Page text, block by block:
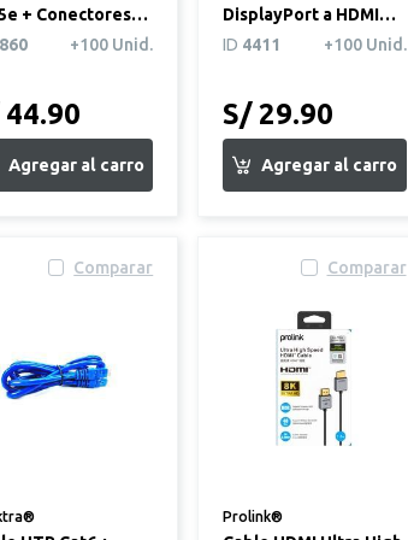
+ Conectores
20m Negro+100 Unid.
DisplayPort a HDMI
Blanco
ID 4411 +100 Unid.
S/ 29.90
Comparar Comparar
Prolink®